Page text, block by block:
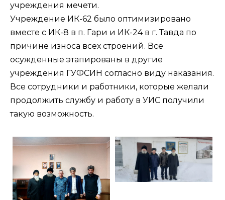
учреждения мечети.
Учреждение ИК-62 было оптимизировано
вместе с ИК-8 в п. Гари и ИК-24 в г. Тавда по
причине износа всех строений. Все
осужденные этапированы в другие
учреждения ГУФСИН согласно виду наказания.
Все сотрудники и работники, которые желали
продолжить службу и работу в УИС получили
такую возможность.